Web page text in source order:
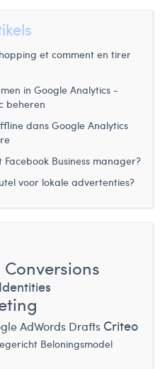
et comment en tirer
in Google Analytics -
beheren
dans Google Analytics
Business manager?
voor lokale advertenties?
AdWords Drafts Criteo
Beloningsmodel